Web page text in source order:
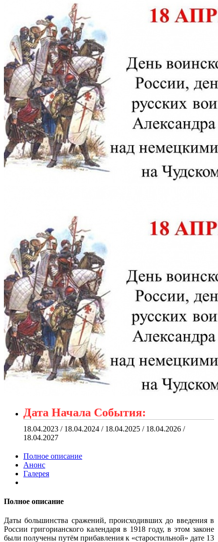
Дата Начала События:
18.04.2023 / 18.04.2024 / 18.04.2025 / 18.04.2026 /
18.04.2027
Полное описание
Анонс
Галерея
Полное описание
Даты большинства сражений, происходивших до введения в
России григорианского календаря в 1918 году, в этом законе
были получены путём прибавления к «старостильной» дате 13